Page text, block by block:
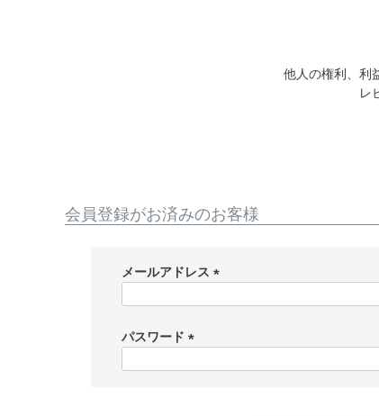
他人の権利、利
レ
会員登録がお済みのお客様
メールアドレス
)
パスワード